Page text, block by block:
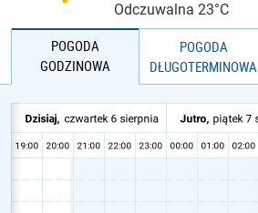
Odczuwalna 23°C
POGODA
GODZINOWA
POGODA
DŁUGOTERMINOWA